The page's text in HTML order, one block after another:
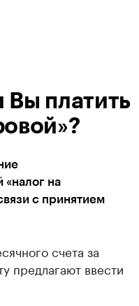
Вы платить
на
с принятием
счета за
предлагают ввести